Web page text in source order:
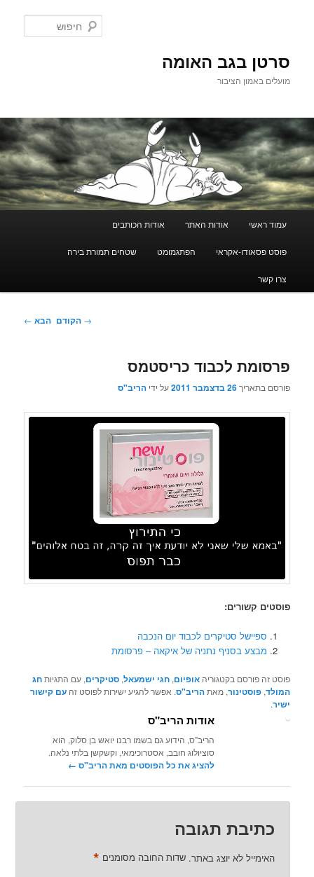
סרטן בגב האומה
מועלים באמון הציבור
עמוד ראשי אודות האתר אודות הכותבים
פוסט פסאודו-אקראי הפתגמומט שטחים תמורת בירה
צרו קשר
ניווט
→ הקודם הבא ←
פרסומת לכבוד כריסטמס
פורסם בתאריך26 בדצמבר 2011 על ידיהריב"ס
פוסטים קשורים:
ספיישל סטיקרים לכבוד יום הנכבה
מבצע בסניף נתניה של איקאה – פרסומת
פוסט זה פורסם בקטגוריהאופיום,חגי ישמעאל,סטיקרים, עם התגיותחג
המולד,פוסטינור, מאתהריב"ס. אפשר להגיע ישירות לפוסט זהעם קישור
ישיר.
אודות הריב"ס
הריב"ס, הידוע גם בשמו רבנו יואש בן סלוק, הוא
סוציולוג חובב, אסטרוכימאי, וקשקשן בלתי נלאה.
להציג את כל הפוסטים מאת הריב"ס‏ ←
כתיבת תגובה
האימייל לא יוצג באתר. שדות החובה מסומנים *